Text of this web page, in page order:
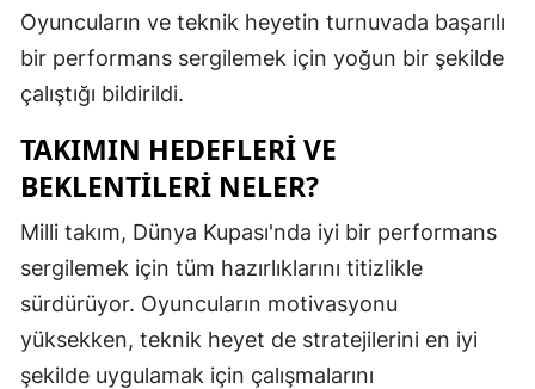
Kırklareli
Kırşehir
Oyuncuların ve teknik heyetin turnuvada başarılı
bir performans sergilemek için yoğun bir şekilde
çalıştığı bildirildi.
TAKIMIN HEDEFLERI VE
BEKLENTILERI NELER?
Milli takım, Dünya Kupası'nda iyi bir performans
sergilemek için tüm hazırlıklarını titizlikle
sürdürüyor. Oyuncuların motivasyonu
yüksekken, teknik heyet de stratejilerini en iyi
şekilde uygulamak için çalışmalarını